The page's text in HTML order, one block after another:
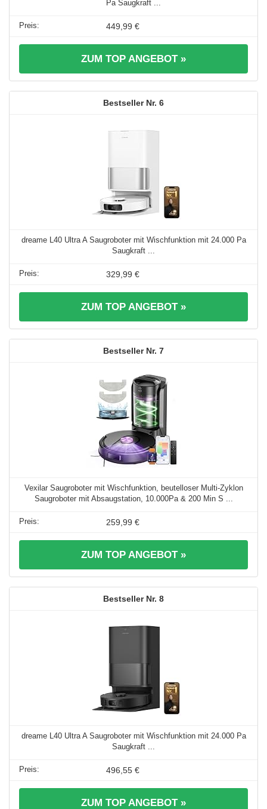
Pa Saugkraft ...
449,99 €
ZUM TOP ANGEBOT »
6
dreame L40 Ultra A Saugroboter mit Wischfunktion mit 24.000 Pa
Saugkraft ...
329,99 €
ZUM TOP ANGEBOT »
7
Vexilar Saugroboter mit Wischfunktion, beutelloser Multi-Zyklon
Saugroboter mit Absaugstation, 10.000Pa & 200 Min S ...
259,99 €
ZUM TOP ANGEBOT »
8
dreame L40 Ultra A Saugroboter mit Wischfunktion mit 24.000 Pa
Saugkraft ...
496,55 €
ZUM TOP ANGEBOT »